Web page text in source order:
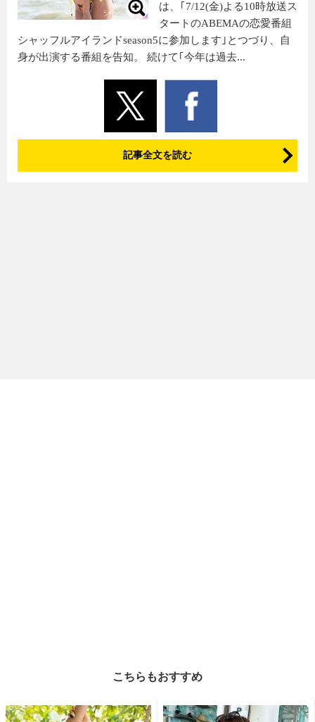
は、｢7/12(金)よる10時放送ス
タートのABEMAの恋愛番組
シャッフルアイランドseason5に参加します｣とつづり、自
身が出演する番組を告知。 続けて｢今年は過去...
記事全文を読む
こちらもおすすめ